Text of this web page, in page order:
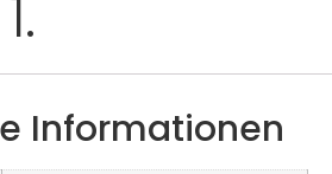
Informationen